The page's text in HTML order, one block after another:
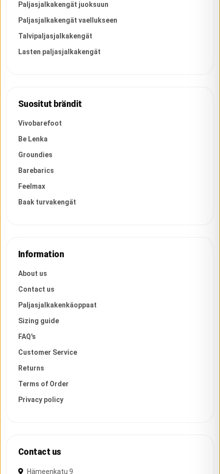
Paljasjalkakengät juoksuun
Paljasjalkakengät vaellukseen
Talvipaljasjalkakengät
Lasten paljasjalkakengät
Suositut brändit
Vivobarefoot
Be Lenka
Groundies
Barebarics
Feelmax
Baak turvakengät
Information
About us
Contact us
Paljasjalkakenkäoppaat
Sizing guide
FAQ's
Customer Service
Returns
Terms of Order
Privacy policy
Contact us
Hämeenkatu 9